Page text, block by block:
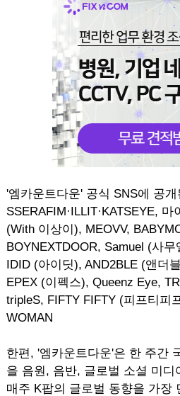
'엠카운트다운' 공식 SNS에 공
SSERAFIM·ILLIT·KATSEYE,
(With 이상이), MEOVV,
BOYNEXTDOOR, Samuel (사
IDID (아이딧), AND2BLE (앤더
EPEX (이펙스), Queenz Eye,
tripleS, FIFTY FIFTY (피프티피
WOMAN
한편, '엠카운트다운'은 한 주간
을 음원, 음반, 글로벌 소셜 미
매주 K팝의 글로벌 동향을 가장